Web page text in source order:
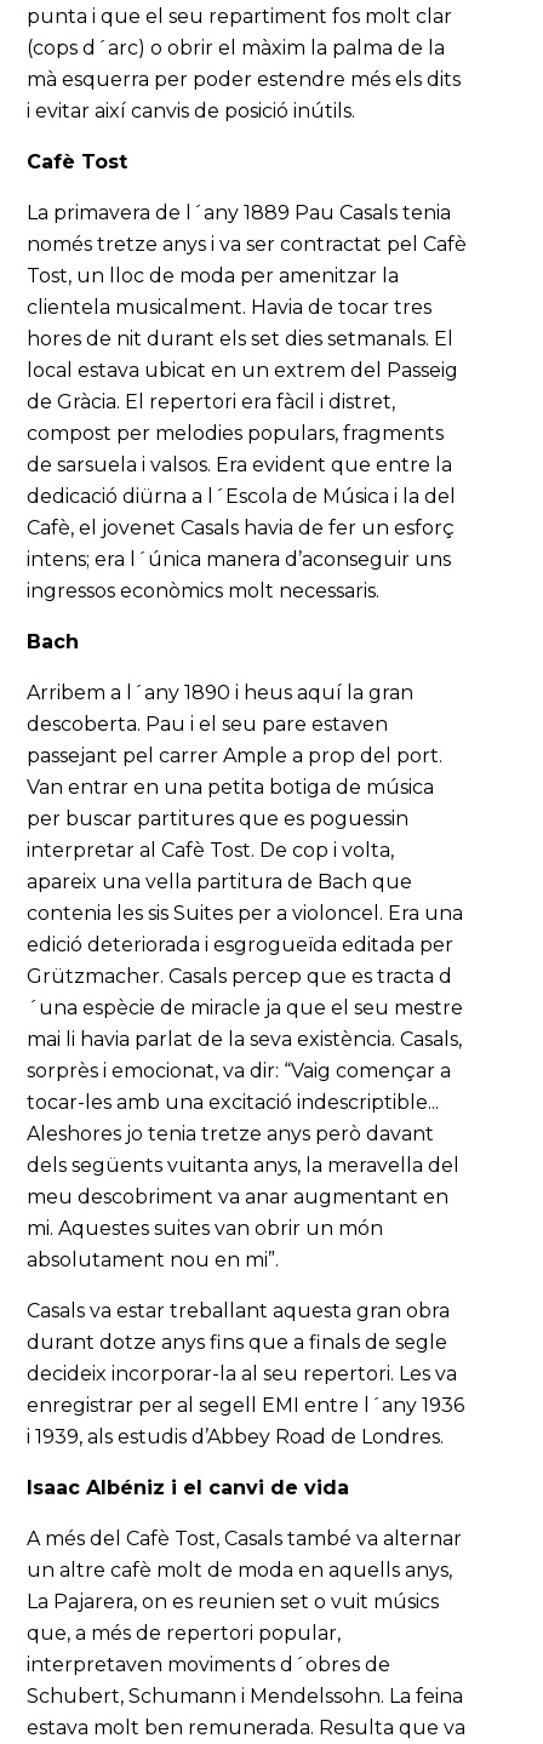
punta i que el seu repartiment fos molt clar
(cops d´arc) o obrir el màxim la palma de la
mà esquerra per poder estendre més els dits
i evitar així canvis de posició inútils.
Cafè Tost
La primavera de l´any 1889 Pau Casals tenia
només tretze anys i va ser contractat pel Cafè
Tost, un lloc de moda per amenitzar la
clientela musicalment. Havia de tocar tres
hores de nit durant els set dies setmanals. El
local estava ubicat en un extrem del Passeig
de Gràcia. El repertori era fàcil i distret,
compost per melodies populars, fragments
de sarsuela i valsos. Era evident que entre la
dedicació diürna a l´Escola de Música i la del
Cafè, el jovenet Casals havia de fer un esforç
intens; era l´única manera d’aconseguir uns
ingressos econòmics molt necessaris.
Bach
Arribem a l´any 1890 i heus aquí la gran
descoberta. Pau i el seu pare estaven
passejant pel carrer Ample a prop del port.
Van entrar en una petita botiga de música
per buscar partitures que es poguessin
interpretar al Cafè Tost. De cop i volta,
apareix una vella partitura de Bach que
contenia les sis Suites per a violoncel. Era una
edició deteriorada i esgrogueïda editada per
Grützmacher. Casals percep que es tracta d
´una espècie de miracle ja que el seu mestre
mai li havia parlat de la seva existència. Casals,
sorprès i emocionat, va dir: “Vaig començar a
tocar-les amb una excitació indescriptible...
Aleshores jo tenia tretze anys però davant
dels següents vuitanta anys, la meravella del
meu descobriment va anar augmentant en
mi. Aquestes suites van obrir un món
absolutament nou en mi”.
Casals va estar treballant aquesta gran obra
durant dotze anys fins que a finals de segle
decideix incorporar-la al seu repertori. Les va
enregistrar per al segell EMI entre l´any 1936
i 1939, als estudis d’Abbey Road de Londres.
Isaac Albéniz i el canvi de vida
A més del Cafè Tost, Casals també va alternar
un altre cafè molt de moda en aquells anys,
La Pajarera, on es reunien set o vuit músics
que, a més de repertori popular,
interpretaven moviments d´obres de
Schubert, Schumann i Mendelssohn. La feina
estava molt ben remunerada. Resulta que va